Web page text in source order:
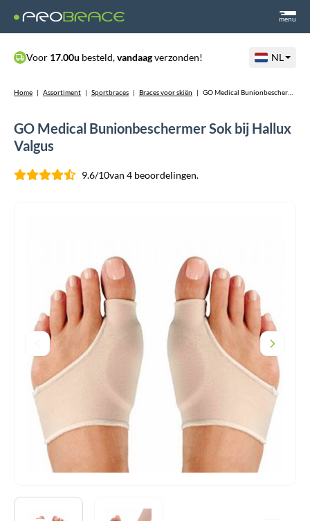
menu
Voor 17.00u besteld,vandaagverzonden! NL
Home | Assortiment | Sportbraces | Braces voor skiën | GO Medical Bunionbeschermer Sok bij Hallux Valgus
GO Medical Bunionbeschermer Sok bij Hallux
Valgus
9.6/10van 4 beoordelingen.